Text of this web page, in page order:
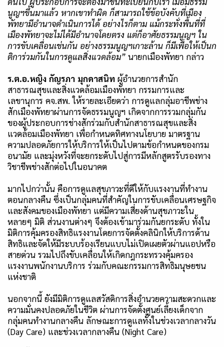
นูญฯขึ้นมาแล้ว หากเขาทำผิด ก็สามารถใช้ข้อบังคับที่เมือง
พัทยามีอำนาจดำเนินการได้ อย่างไรก็ตาม แม้กระทั่งพื้นที่ที่
เมืองพัทยาจะไม่ได้มีอำนาจโดยตรง แต่ก็อาศัยธรรมนูญฯ ใน
การขับเคลื่อนเช่นกัน อย่างธรรมนูญฯเกาะล้าน ก็มีเพื่อให้เป็นก
ติการ่วมกันในการดูแลสิ่งแวดล้อม” นายกเมืองพัทยา กล่าว
ร.ต.อ.หญิง กัญรภา มุกดาสนิท ผู้อำนวยการสำนัก
สาธารณสุขและสิ่งแวดล้อมเมืองพัทยา กรรมการและ
เลขานุการ คจ.สพ. ให้รายละเอียดว่า การดูแลกลุ่มอาชีพช่าง
สักเมืองพัทยาผ่านการจัดธรรมนูญฯ เกิดจากการรวมกลุ่มกัน
ของผู้ประกอบการช่างสักร่วมกับสำนักสาธารณสุขและสิ่ง
แวดล้อมเมืองพัทยา เพื่อกำหนดทิศทางนโยบาย มาตรฐาน
ความปลอดภัยการให้บริการให้เป็นไปตามข้อกำหนดของกรม
อนามัย และมุ่งหวังที่จะยกระดับไปสู่การมีหลักสูตรรับรองทาง
วิชาชีพช่างสักต่อไปในอนาคต
มากไปกว่านั้น คือการดูแลสุขภาวะที่ดีให้กับแรงงานที่ทำงาน
ตอนกลางคืน ซึ่งเป็นกลุ่มคนที่สำคัญในการขับเคลื่อนเศรษฐกิจ
และสังคมของเมืองพัทยา แต่มีความเสี่ยงด้านสุขภาวะใน
หลายๆ มิติ ส่วนงานต่างๆ จึงต้องเข้ามาร่วมกันยกระดับ ทั้งใน
มิติการคุ้มครองสิทธิแรงงานโดยการจัดตั้งคลินิกให้บริการด้าน
สิทธิและจัดให้มีระบบร้องเรียนแบบไม่เปิดเผยตัวผ่านแอปหรือ
สายด่วน รวมไปถึงขับเคลื่อนให้เกิดกฎกระทรวงคุ้มครอง
แรงงานพนักงานบริการ ร่วมกับคณะกรรมการสิทธิมนุษยชน
แห่งชาติ
นอกจากนี้ ยังมีมิติการดูแลสวัสดิการสิ่งอำนวยความสะดวกและ
ความมั่นคงปลอดภัยในชีวิต ผ่านการจัดตั้งศูนย์เลี้ยงเด็กจาก
กลุ่มคนทำงานกลางคืน ลักษณะการดูแลทั้งในช่วงเวลากลางวัน
(Day Care) และช่วงเวลากลางคืน (Night Care)